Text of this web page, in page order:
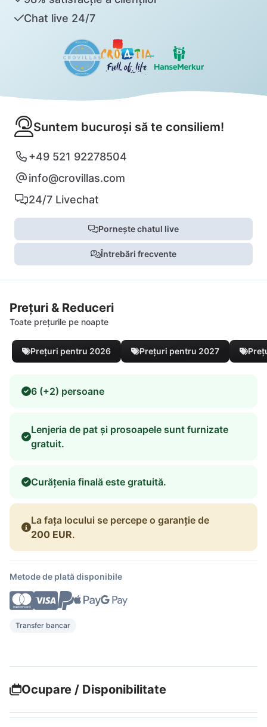
Chat live 24/7
Suntem bucuroși să te consiliem!
+49 521 92278504
info@crovillas.com
24/7 Livechat
Pornește chatul live
Întrebări frecvente
Prețuri & Reduceri
Toate prețurile pe noapte
Prețuri pentru 2026 Prețuri pentru 2027
6 (+2) persoane
Lenjeria de pat și prosoapele sunt furnizate
gratuit.
Curățenia finală este gratuită.
La fața locului se percepe o garanție de
200 EUR.
Metode de plată disponibile
Transfer bancar
Ocupare / Disponibilitate